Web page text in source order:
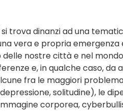
trova dinanzi ad una
vera e propria emergenza
nostre città e nel
e, in qualche caso, da
fra le maggiori
solitudine), le
corporea,
Viaggi e